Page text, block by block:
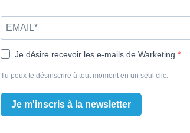
Je désire recevoir les e-mails de Warketing.
Tu peux te désinscrire à tout moment en un seul clic.
Je m'inscris à la newsletter